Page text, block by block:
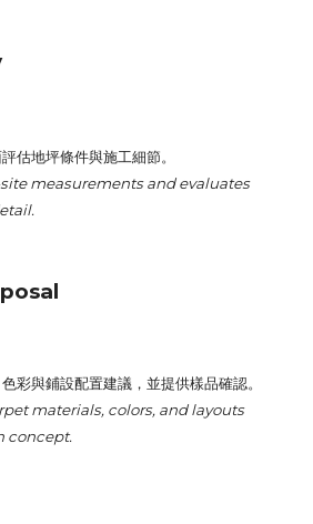
估地坪條件與施工細節。
measurements and evaluates
彩與鋪設配置建議，並提供樣品確認。
materials, colors, and layouts
concept.